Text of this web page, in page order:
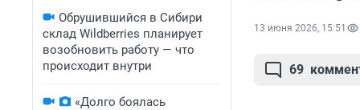
Обрушившийся в Сибири
склад Wildberries планирует
возобновить работу — что
происходит внутри
«Долго боялась
13 июня 2026, 15:51
69